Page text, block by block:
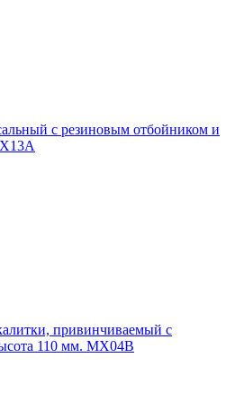
с резиновым отбойником и
привинчиваемый с
110 мм. MX04B